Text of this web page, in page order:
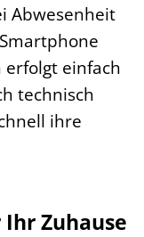
Abwesenheit
einfach
technisch
ihre
Zuhause